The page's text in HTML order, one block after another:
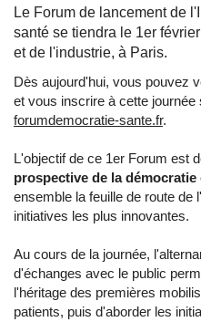
Le Forum de lancement de
santé se tiendra le 1er
et de l'industrie, à Paris.
Dès aujourd'hui, vous pouvez
et vous inscrire à cette journée
forumdemocratie-sante.fr.
L'objectif de ce 1er Forum est
prospective de la démocratie
ensemble la feuille de route de
initiatives les plus innovantes.
Au cours de la journée,
d'échanges avec le public
l'héritage des premières
patients, puis d'aborder les